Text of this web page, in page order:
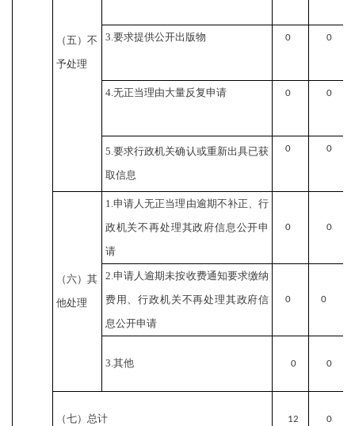
（五）不
予处理
3.要求提供公开出版物 0 0
4.无正当理由大量反复申请 0 0
5.要求行政机关确认或重新出具已获
取信息
0 0
（六）其
他处理
1.申请人无正当理由逾期不补正、行
政机关不再处理其政府信息公开申
请
0 0
2.申请人逾期未按收费通知要求缴纳
费用、行政机关不再处理其政府信
息公开申请
0 0
3.其他 0 0
（七）总计 12 0